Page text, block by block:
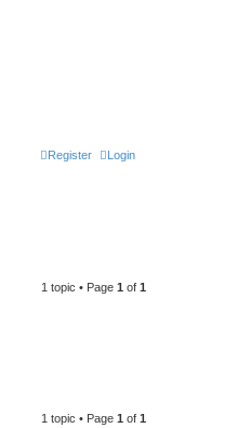
Login
Register
1 topic • Page 1 of 1
1 topic • Page 1 of 1